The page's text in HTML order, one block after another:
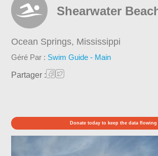
Shearwater
Ocean Springs, Mississippi
Géré Par : Swim Guide - Main
Partager :
Donate today to keep the data flowing